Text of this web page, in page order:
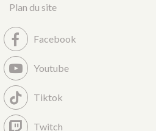
Plan du site
Facebook
Youtube
Tiktok
Twitch